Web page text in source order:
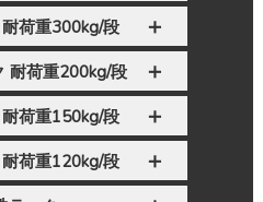
荷重300kg/段
耐荷重200kg/段
荷重150kg/段
荷重120kg/段